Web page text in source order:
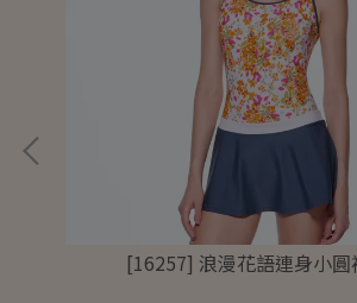
[16257] 浪漫花語連身小圓